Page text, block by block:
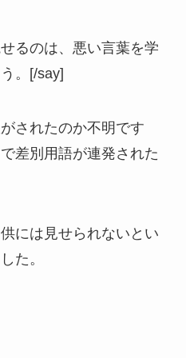
るのは、悪い言葉を学
。[/say]
されたのか不明です
差別用語が連発された
には見せられないとい
た。